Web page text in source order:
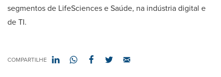
segmentos de LifeSciences e Saúde, na indústria digital e
de TI.
COMPARTILHE